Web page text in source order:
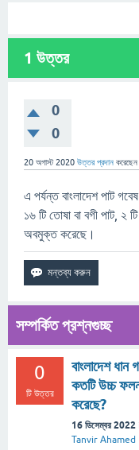
1 উত্তর
0
0
20 অগাস্ট 2020 উত্তর প্রদান করেছেন
এ পর্যন্ত বাংলাদেশ পাট
১৬ টি তোষা বা বগী পাট, ২
অবমুক্ত করেছে।
সম্পর্কিত প্রশ্নগুচ্ছ
0
টি উত্তর
বাংলাদেশ ধান
কতটি উচ্চ
করেছে?
16 ডিসেম্বর 2022
Tanvir Ahamed